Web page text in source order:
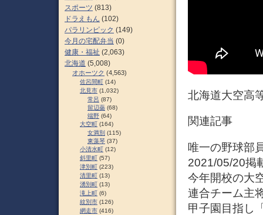
北海道大空高
関連記事
唯一の野球部
2021/05/20掲
今年開校の大
連合チーム主
甲子園目指し
スポーツ (813)
ドラえもん (102)
パラリンピック (149)
今月の宅配弁当 (0)
健康・福祉 (2,063)
北海道 (5,008)
オホーツク (4,563)
佐呂間町 (14)
北見市 (1,032)
常呂 (87)
留辺蘂 (68)
端野 (64)
大空町 (164)
女満別 (115)
東藻琴 (37)
小清水町 (12)
斜里町 (57)
津別町 (223)
清里町 (13)
湧別町 (13)
滝上町 (6)
紋別市 (126)
網走市 (416)